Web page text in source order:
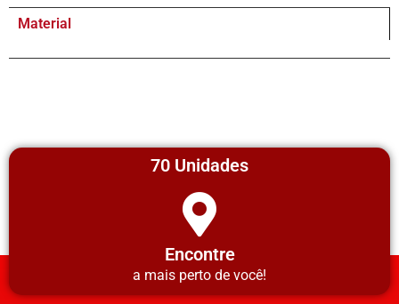
Material
70 Unidades
Encontre
a mais perto de você!